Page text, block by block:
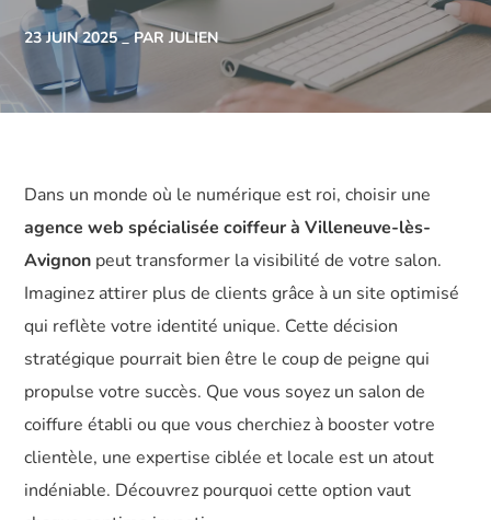
23 JUIN 2025 PAR JULIEN
Dans un monde où le numérique est roi, choisir une
agence web spécialisée coiffeur à Villeneuve-lès-
Avignon peut transformer la visibilité de votre salon.
Imaginez attirer plus de clients grâce à un site optimisé
qui reflète votre identité unique. Cette décision
stratégique pourrait bien être le coup de peigne qui
propulse votre succès. Que vous soyez un salon de
coiffure établi ou que vous cherchiez à booster votre
clientèle, une expertise ciblée et locale est un atout
indéniable. Découvrez pourquoi cette option vaut